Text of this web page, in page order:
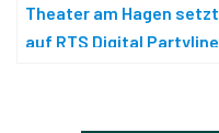
Theater am Hagen setzt
auf RTS Digital Partyline